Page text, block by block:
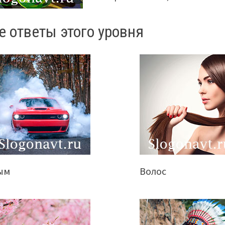
ответы этого уровня
Волос